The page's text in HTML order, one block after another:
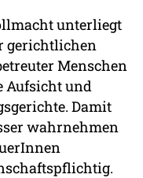
unterliegt
gerichtlichen
Menschen
Aufsicht und
Damit
wahrnehmen